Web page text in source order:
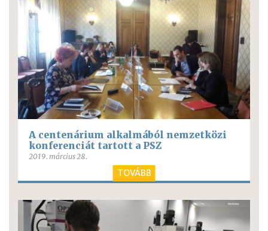
A centenárium alkalmából nemzetközi
konferenciát tartott a PSZ
2019. március 28.
TOVÁBB